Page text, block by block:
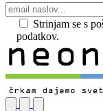
Strinjam se s
podatkov.